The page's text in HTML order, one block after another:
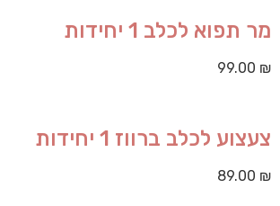
מר תפוא לכלב 1 יחידות
99.00 ₪
צעצוע לכלב ברווז 1 יחידות
89.00 ₪